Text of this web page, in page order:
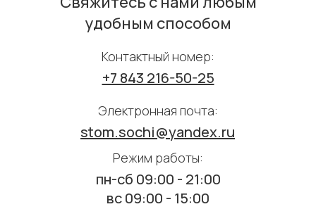
пн-cб 09:00 - 21:00
вс 09:00 - 15:00
+7 843 216-50-25
Контактный номер:
Режим работы:
удобным способом
Электронная почта:
stom.sochi@yandex.ru